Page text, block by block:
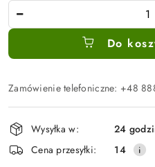
Do
Zamówienie telefoniczne: +48
Dostępność
i
dostawa
Wysyłka w:
24
Cena przesyłki:
14